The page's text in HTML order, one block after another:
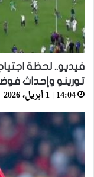
فيديو.. لحظة
تورينو وإحداث
14:04 | 1 أبريل، 2026